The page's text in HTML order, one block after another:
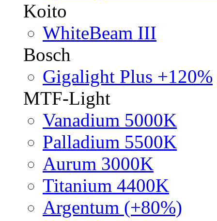
Koito
WhiteBeam III
Bosch
Gigalight Plus +120%
MTF-Light
Vanadium 5000K
Palladium 5500K
Aurum 3000K
Titanium 4400K
Argentum (+80%)